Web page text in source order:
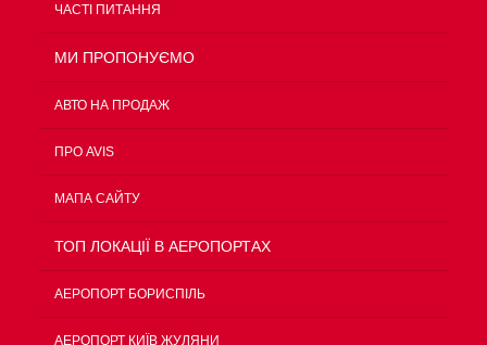
ЧАСТІ ПИТАННЯ
МИ ПРОПОНУЄМО
АВТО НА ПРОДАЖ
ПРО AVIS
МАПА САЙТУ
ТОП ЛОКАЦІЇ В АЕРОПОРТАХ
АЕРОПОРТ БОРИСПІЛЬ
АЕРОПОРТ КИЇВ ЖУЛЯНИ